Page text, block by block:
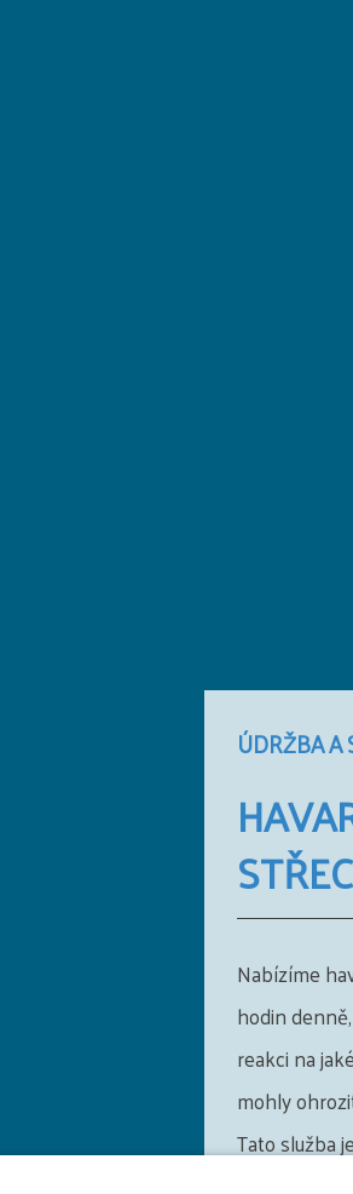
ÚDRŽBA A
Nabízíme
hodin
reakci na
mohly
Tato služba